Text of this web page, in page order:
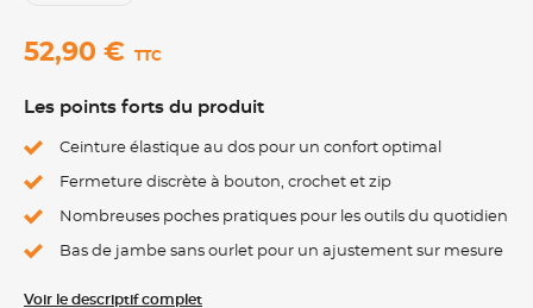
52,90 € TTC
Les points forts du produit
Ceinture élastique au dos pour un confort optimal
Fermeture discrète à bouton, crochet et zip
Nombreuses poches pratiques pour les outils du quotidien
Bas de jambe sans ourlet pour un ajustement sur mesure
Voir le descriptif complet